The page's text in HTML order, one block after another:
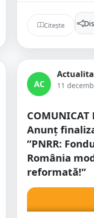
Citește
AC 11
COMUNICAT
Anunț
”PNRR:
România
reformată!”